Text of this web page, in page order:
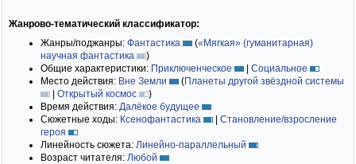
Жанрово-тематический классификатор:
Жанры/поджанры: Фантастика («Мягкая» (гуманитарная)
научная фантастика
)
Общие характеристики: Приключенческое | Социальное
Место действия: Вне Земли (Планеты другой звёздной системы
| Открытый космос
)
Время действия: Далёкое будущее
Сюжетные ходы: Ксенофантастика | Становление/взросление
героя
Линейность сюжета: Линейно-параллельный
Возраст читателя: Любой